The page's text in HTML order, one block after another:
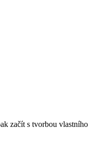
začít s tvorbou